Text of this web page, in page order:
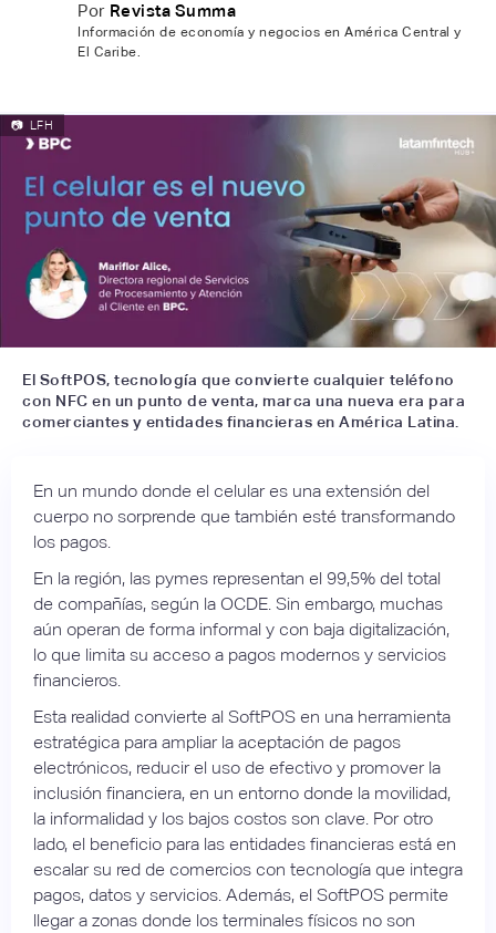
Por Revista Summa
Información de economía y negocios en América Central y
El Caribe.
📷 LFH
El SoftPOS, tecnología que convierte cualquier teléfono
con NFC en un punto de venta, marca una nueva era para
comerciantes y entidades financieras en América Latina.
En un mundo donde el celular es una extensión del
cuerpo no sorprende que también esté transformando
los pagos.
En la región, las pymes representan el 99,5% del total
de compañías, según la OCDE. Sin embargo, muchas
aún operan de forma informal y con baja digitalización,
lo que limita su acceso a pagos modernos y servicios
financieros.
Esta realidad convierte al SoftPOS en una herramienta
estratégica para ampliar la aceptación de pagos
electrónicos, reducir el uso de efectivo y promover la
inclusión financiera, en un entorno donde la movilidad,
la informalidad y los bajos costos son clave. Por otro
lado, el beneficio para las entidades financieras está en
escalar su red de comercios con tecnología que integra
pagos, datos y servicios. Además, el SoftPOS permite
llegar a zonas donde los terminales físicos no son